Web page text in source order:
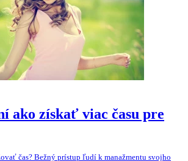
ako získať viac času pre
čas? Bežný prístup ľudí k manažmentu svojho